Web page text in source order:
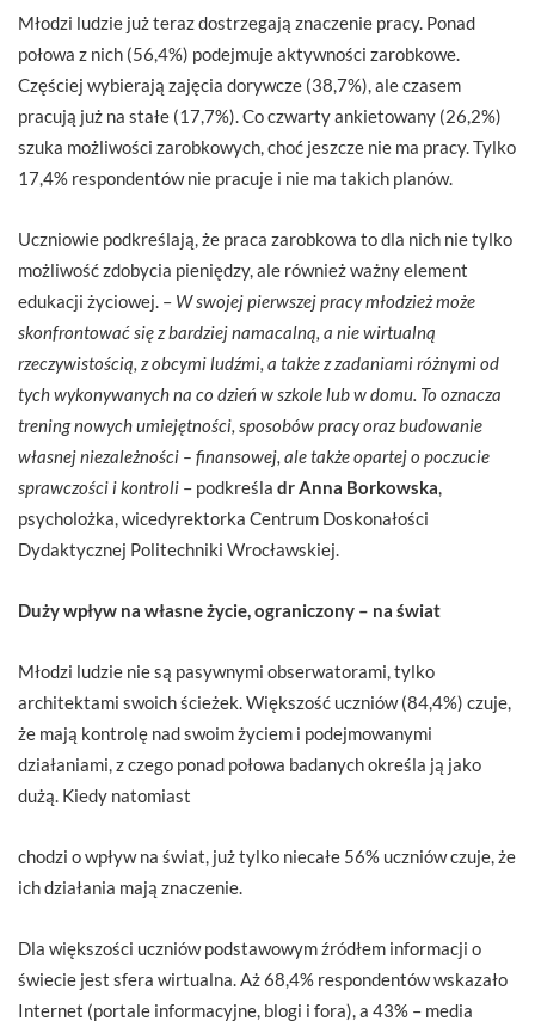
Młodzi ludzie już teraz dostrzegają znaczenie pracy. Ponad
połowa z nich (56,4%) podejmuje aktywności zarobkowe.
Częściej wybierają zajęcia dorywcze (38,7%), ale czasem
pracują już na stałe (17,7%). Co czwarty ankietowany (26,2%)
szuka możliwości zarobkowych, choć jeszcze nie ma pracy. Tylko
17,4% respondentów nie pracuje i nie ma takich planów.
Uczniowie podkreślają, że praca zarobkowa to dla nich nie tylko
możliwość zdobycia pieniędzy, ale również ważny element
edukacji życiowej. – W swojej pierwszej pracy młodzież może
skonfrontować się z bardziej namacalną, a nie wirtualną
rzeczywistością, z obcymi ludźmi, a także z zadaniami różnymi od
tych wykonywanych na co dzień w szkole lub w domu. To oznacza
trening nowych umiejętności, sposobów pracy oraz budowanie
własnej niezależności – finansowej, ale także opartej o poczucie
sprawczości i kontroli – podkreśla dr Anna Borkowska,
psycholożka, wicedyrektorka Centrum Doskonałości
Dydaktycznej Politechniki Wrocławskiej.
Duży wpływ na własne życie, ograniczony – na świat
Młodzi ludzie nie są pasywnymi obserwatorami, tylko
architektami swoich ścieżek. Większość uczniów (84,4%) czuje,
że mają kontrolę nad swoim życiem i podejmowanymi
działaniami, z czego ponad połowa badanych określa ją jako
dużą. Kiedy natomiast
chodzi o wpływ na świat, już tylko niecałe 56% uczniów czuje, że
ich działania mają znaczenie.
Dla większości uczniów podstawowym źródłem informacji o
świecie jest sfera wirtualna. Aż 68,4% respondentów wskazało
Internet (portale informacyjne, blogi i fora), a 43% – media